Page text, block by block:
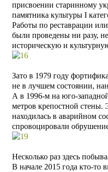
присвоении старинному
памятника культуры I
Работы по реставрации
были проведены ни разу,
историческую и
Зато в 1979 году
не в лучшем состоянии,
А в 1996-м на юго-
метров крепостной стены.
находилась в аварийном
спровоцировали
Несколько раз здесь
В начале 2015 года кто-то